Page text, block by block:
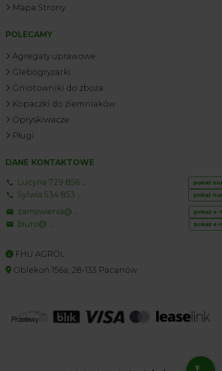
Mapa Strony
POLECAMY
Agregaty uprawowe
Glebogryzarki
Gniotowniki do zboża
Kopaczki do ziemniaków
Opryskiwacze
Pługi
DANE KONTAKTOWE
Lucyna 729 856 ... pokaż
Sylwia 534 853 ... pokaż
zamowienia@ ... pokaż e-
biuro@ ... pokaż e-
FHU AGROL
Oblekoń 156a, 28-133 Pacanów